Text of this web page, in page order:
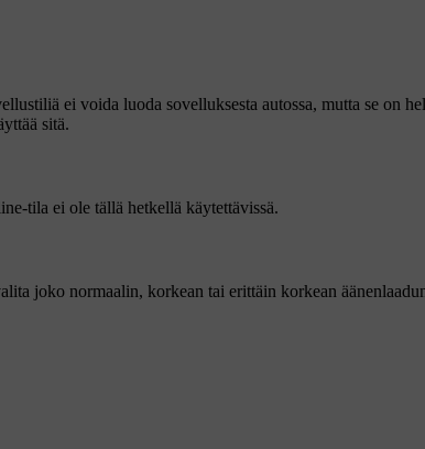
ei voida luoda sovelluksesta autossa, mutta se on
sitä.
tila ei ole tällä hetkellä käytettävissä.
joko normaalin, korkean tai erittäin korkean